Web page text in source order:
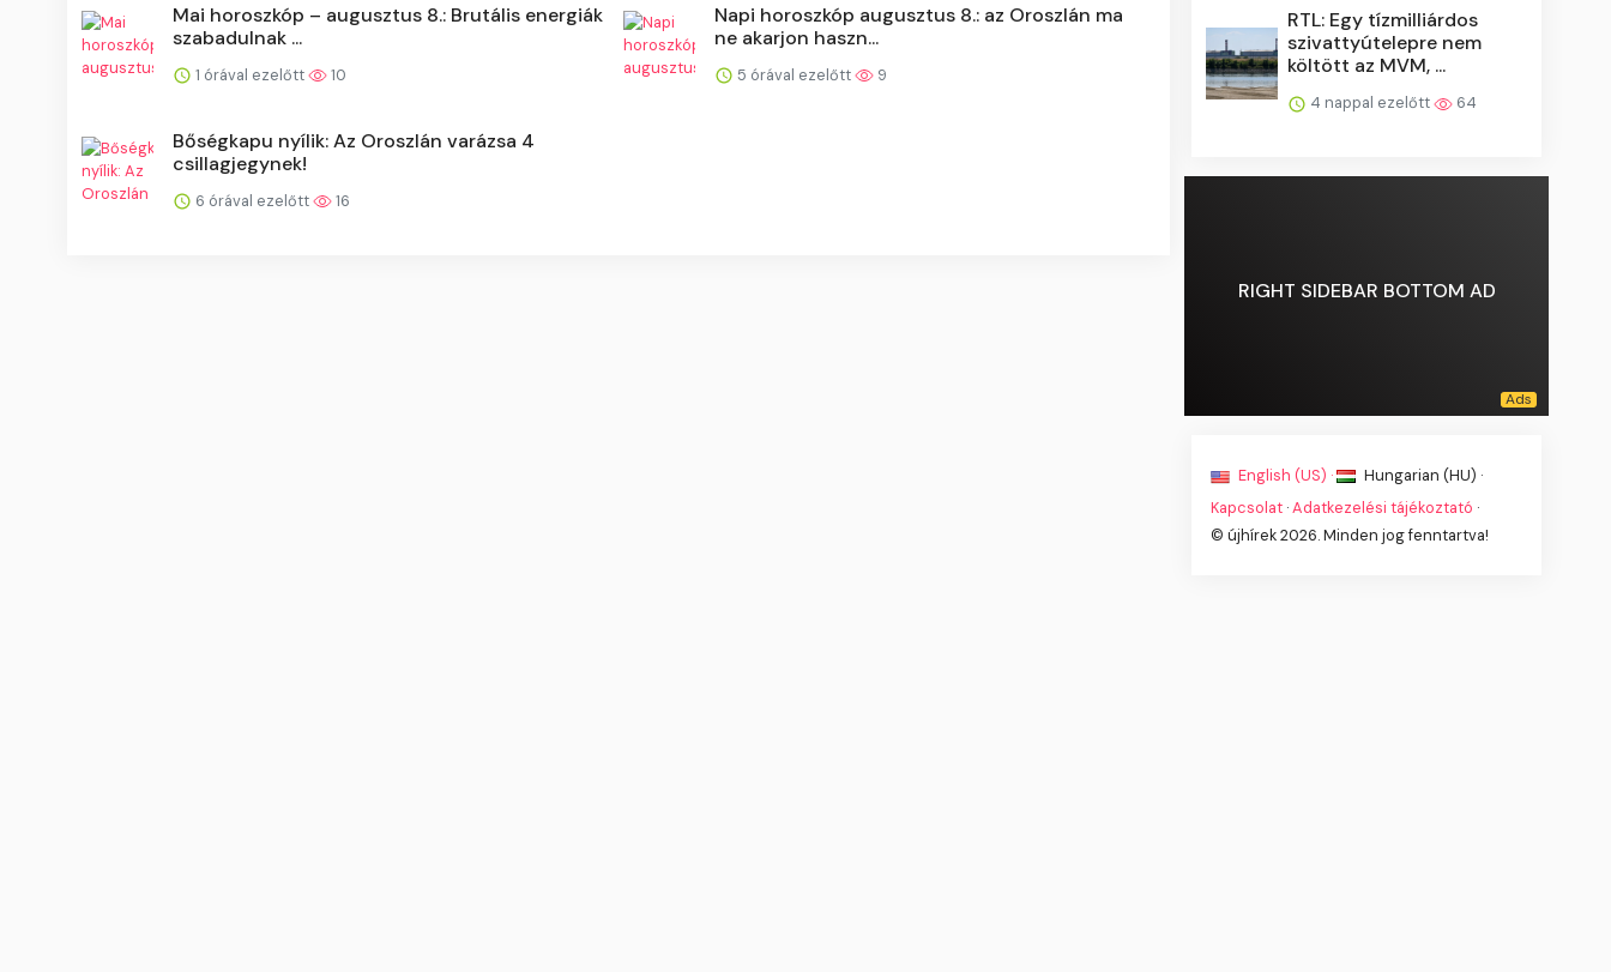
Mai horoszkóp – augusztus 8.: Brutális energiák
szabadulnak ...
1 órával ezelőtt 10
Napi horoszkóp augusztus 8.: az Oroszlán ma
ne akarjon haszn...
5 órával ezelőtt 9
Bőségkapu nyílik: Az Oroszlán varázsa 4
csillagjegynek!
6 órával ezelőtt 16
RTL: Egy tízmilliárdos
szivattyútelepre nem
költött az MVM, ...
4 nappal ezelőtt 64
RIGHT SIDEBAR BOTTOM AD
English (US) ·
Hungarian (HU) ·
Kapcsolat ·Adatkezelési tájékoztató ·
© újhírek 2026. Minden jog fenntartva!